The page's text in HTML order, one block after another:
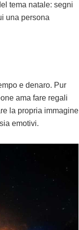
tema natale: segni
una persona
e denaro. Pur
ama fare regali
la propria immagine
emotivi.